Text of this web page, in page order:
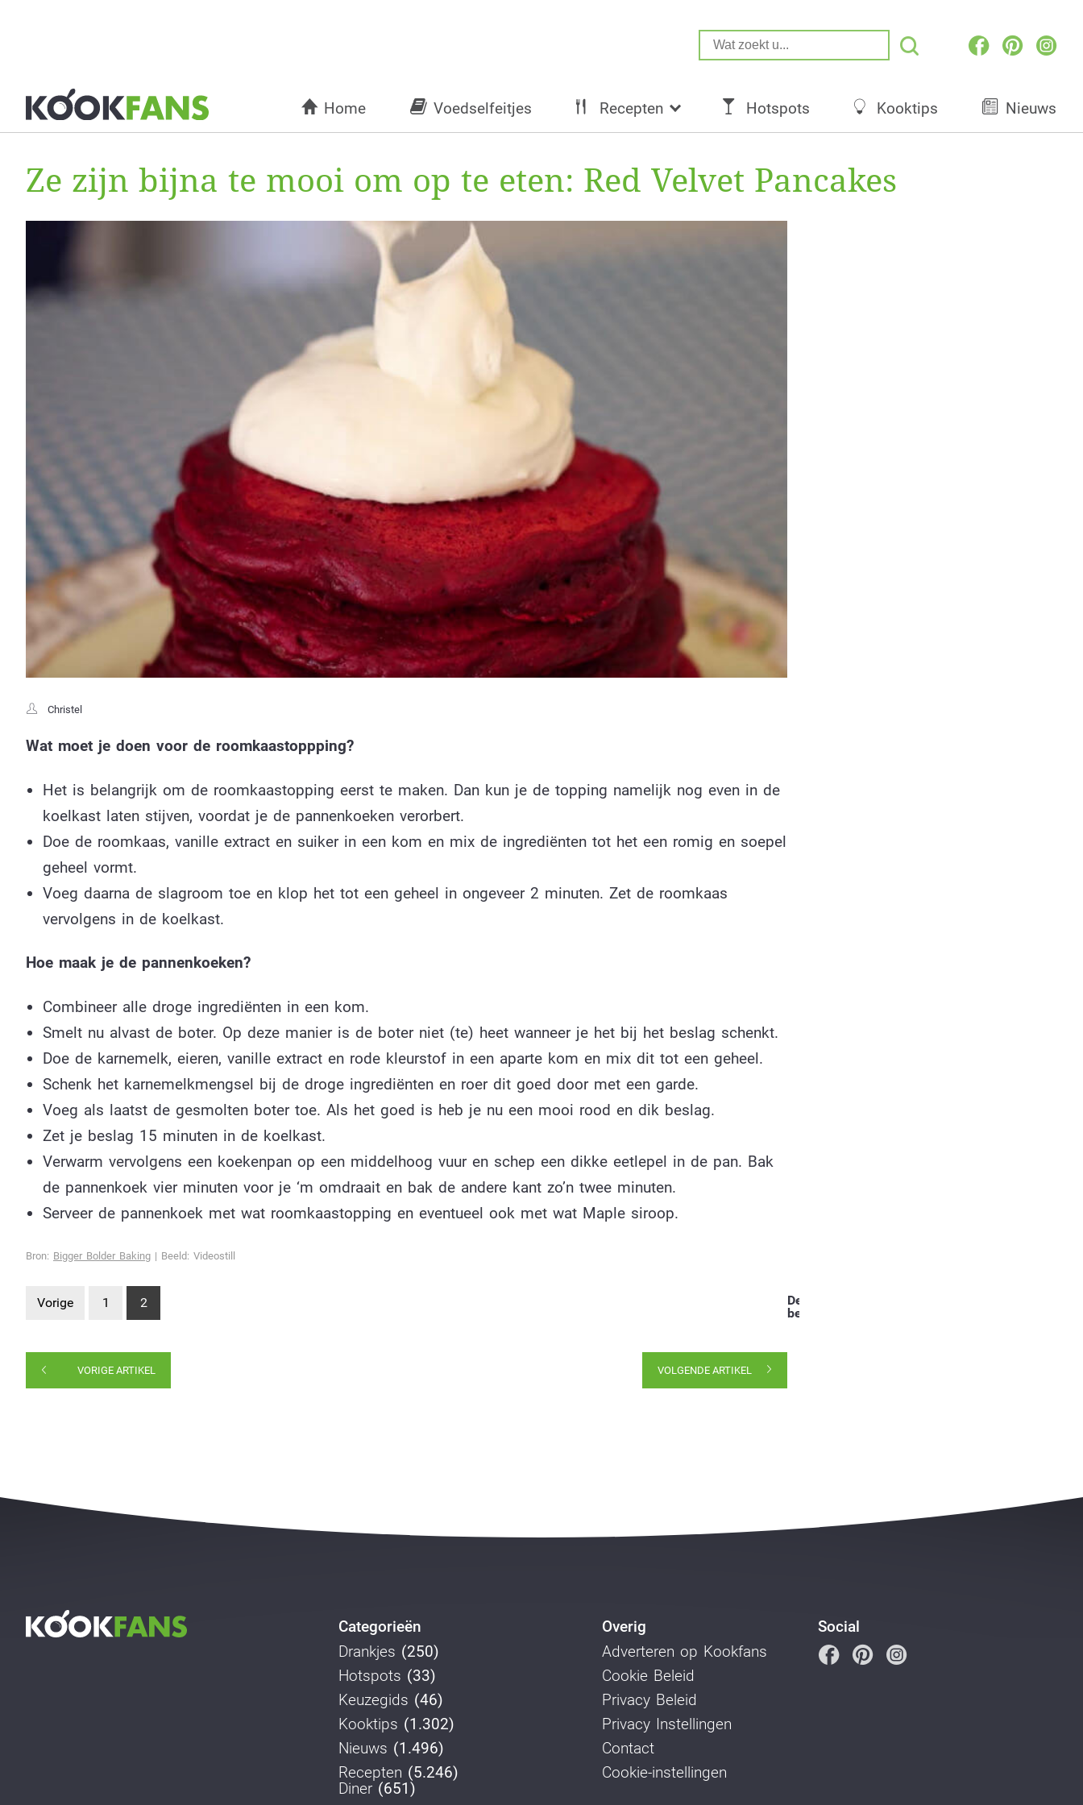
Home Voedselfeitjes Recepten Hotspots Kooktips Nieuws
Ze zijn bijna te mooi om op te eten: Red Velvet Pancakes
Christel
Wat moet je doen voor de roomkaastoppping?
Het is belangrijk om de roomkaastopping eerst te maken. Dan kun je de topping namelijk nog even in de
koelkast laten stijven, voordat je de pannenkoeken verorbert.
Doe de roomkaas, vanille extract en suiker in een kom en mix de ingrediënten tot het een romig en soepel
geheel vormt.
Voeg daarna de slagroom toe en klop het tot een geheel in ongeveer 2 minuten. Zet de roomkaas
vervolgens in de koelkast.
Hoe maak je de pannenkoeken?
Combineer alle droge ingrediënten in een kom.
Smelt nu alvast de boter. Op deze manier is de boter niet (te) heet wanneer je het bij het beslag schenkt.
Doe de karnemelk, eieren, vanille extract en rode kleurstof in een aparte kom en mix dit tot een geheel.
Schenk het karnemelkmengsel bij de droge ingrediënten en roer dit goed door met een garde.
Voeg als laatst de gesmolten boter toe. Als het goed is heb je nu een mooi rood en dik beslag.
Zet je beslag 15 minuten in de koelkast.
Verwarm vervolgens een koekenpan op een middelhoog vuur en schep een dikke eetlepel in de pan. Bak
de pannenkoek vier minuten voor je ‘m omdraait en bak de andere kant zo’n twee minuten.
Serveer de pannenkoek met wat roomkaastopping en eventueel ook met wat Maple siroop.
Bron: Bigger Bolder Baking | Beeld: Videostill
Vorige 1 2
Deel dit
bericht:
VORIGE ARTIKEL VOLGENDE ARTIKEL
Categorieën
Drankjes (250)
Hotspots (33)
Keuzegids (46)
Kooktips (1.302)
Nieuws (1.496)
Recepten (5.246)
Diner(651)
Overig
Adverteren op Kookfans
Cookie Beleid
Privacy Beleid
Privacy Instellingen
Contact
Cookie-instellingen
Social